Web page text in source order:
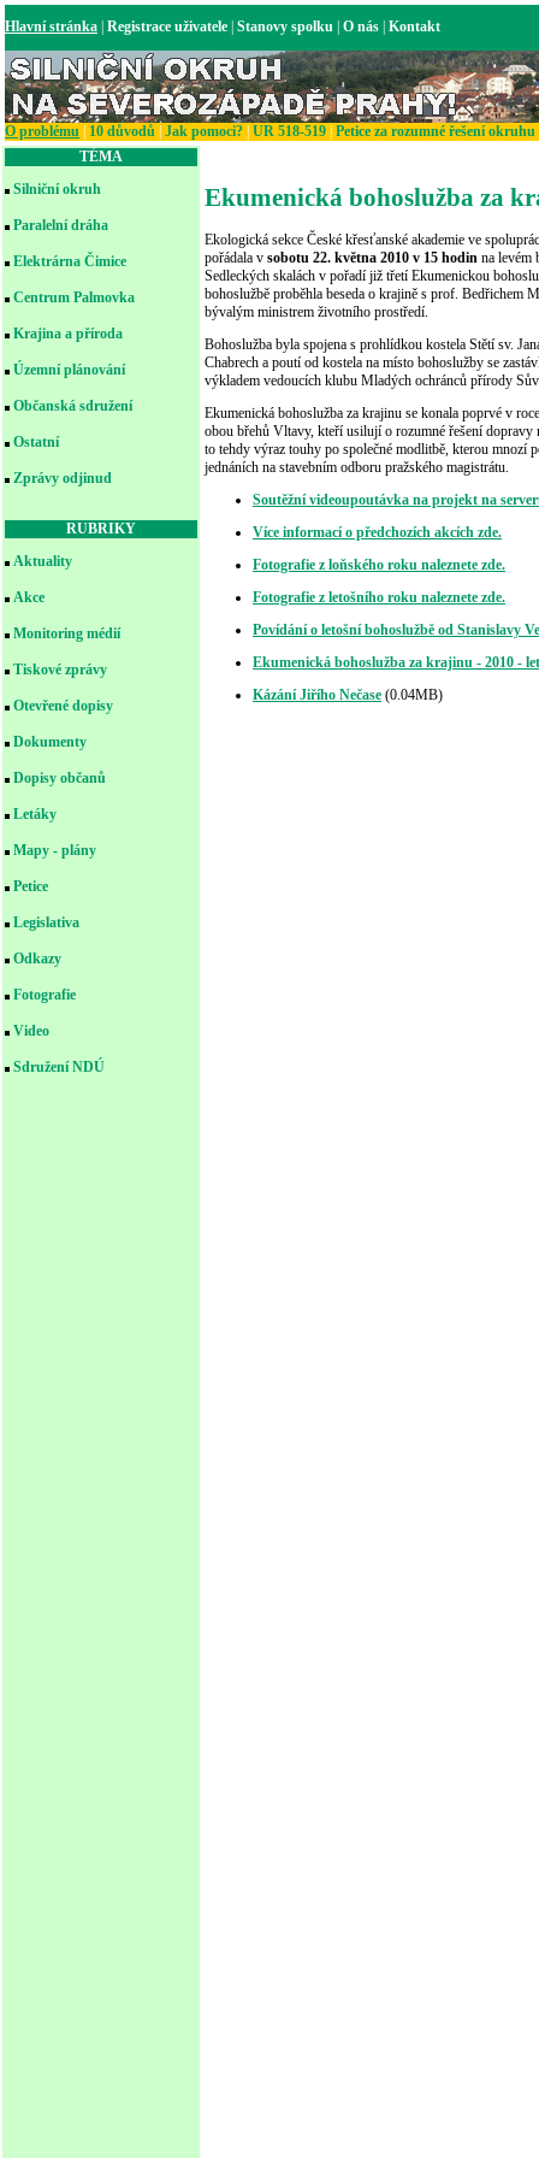
Hlavní stránka Registrace uživatele Stanovy spolku O nás Kontakt
O problému 10 důvodů Jak pomoci? UR 518-519 Petice za rozumné řešení
TÉMA
Silniční okruh
Paralelní dráha
Elektrárna Čimice
Centrum Palmovka
Krajina a příroda
Územní plánování
Občanská sdružení
Ostatní
Zprávy odjinud
RUBRIKY
Aktuality
Akce
Monitoring médií
Tiskové zprávy
Otevřené dopisy
Dokumenty
Dopisy občanů
Letáky
Mapy - plány
Petice
Legislativa
Odkazy
Fotografie
Video
Sdružení NDÚ
Ekumenická bohoslužba za
Ekologická sekce České křesťanské akademie ve
pořádala v sobotu 22. května 2010 v 15 hodin na levém
Sedleckých skalách v pořadí již třetí Ekumenickou
bohoslužbě proběhla beseda o krajině s prof. Bedřichem
bývalým ministrem životního prostředí.
Bohoslužba byla spojena s prohlídkou kostela Stětí sv.
Chabrech a poutí od kostela na místo bohoslužby se
výkladem vedoucích klubu Mladých ochránců přírody
Ekumenická bohoslužba za krajinu se konala poprvé v
obou břehů Vltavy, kteří usilují o rozumné řešení dopravy
to tehdy výraz touhy po společné modlitbě, kterou mnozí
jednáních na stavebním odboru pražského magistrátu.
Soutěžní videoupoutávka na projekt na
Více informací o předchozích akcích zde.
Fotografie z loňského roku naleznete zde.
Fotografie z letošního roku naleznete zde.
Povídání o letošní bohoslužbě od Stanislavy
Ekumenická bohoslužba za krajinu - 2010 -
Kázání Jiřího Nečase (0.04MB)